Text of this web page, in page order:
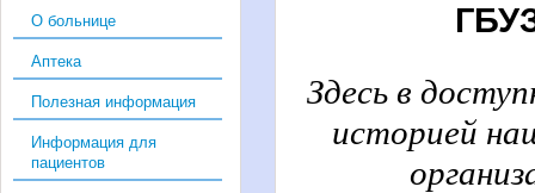
О больнице
Аптека
Полезная информация
Информация для
пациентов
Здесь в
историей